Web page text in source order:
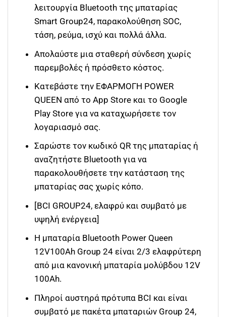
λειτουργία Bluetooth της μπαταρίας
Smart Group24, παρακολούθηση SOC,
τάση, ρεύμα, ισχύ και πολλά άλλα.
Απολαύστε μια σταθερή σύνδεση χωρίς
παρεμβολές ή πρόσθετο κόστος.
Κατεβάστε την ΕΦΑΡΜΟΓΗ POWER
QUEEN από το App Store και το Google
Play Store για να καταχωρήσετε τον
λογαριασμό σας.
Σαρώστε τον κωδικό QR της μπαταρίας ή
αναζητήστε Bluetooth για να
παρακολουθήσετε την κατάσταση της
μπαταρίας σας χωρίς κόπο.
[BCI GROUP24, ελαφρύ και συμβατό με
υψηλή ενέργεια]
Η μπαταρία Bluetooth Power Queen
12V100Ah Group 24 είναι 2/3 ελαφρύτερη
από μια κανονική μπαταρία μολύβδου 12V
100Ah.
Πληροί αυστηρά πρότυπα BCI και είναι
συμβατό με πακέτα μπαταριών Group 24,